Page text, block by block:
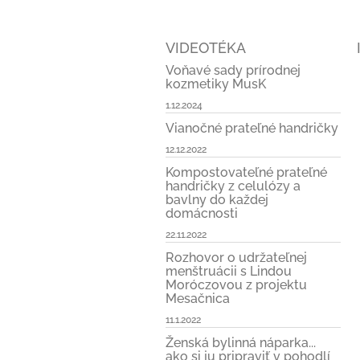
VIDEOTÉKA
Voňavé sady prírodnej
kozmetiky MusK
1.12.2024
Vianočné prateľné handričky
12.12.2022
Kompostovateľné prateľné
handričky z celulózy a
bavlny do každej
domácnosti
22.11.2022
Rozhovor o udržateľnej
menštruácii s Lindou
Moróczovou z projektu
Mesačnica
11.1.2022
Ženská bylinná náparka...
ako si ju pripraviť v pohodlí